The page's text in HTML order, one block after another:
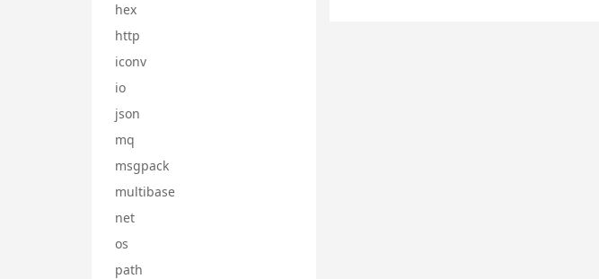
hex
http
iconv
io
json
mq
msgpack
multibase
net
os
path